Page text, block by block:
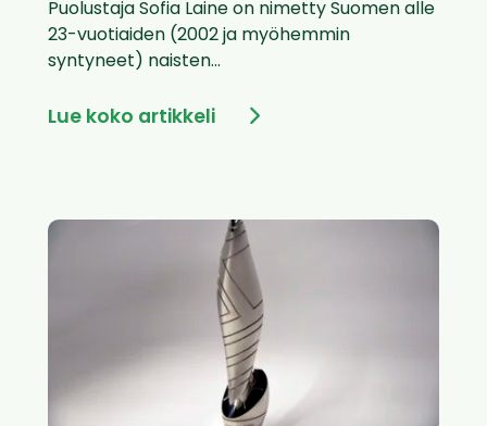
Puolustaja Sofia Laine on nimetty Suomen alle
23-vuotiaiden (2002 ja myöhemmin
syntyneet) naisten...
Lue koko artikkeli